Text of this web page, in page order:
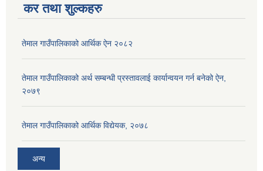
कर तथा शुल्कहरु
तेमाल गाउँपालिकाको आर्थिक ऐन २०८२
तेमाल गाउँपालिकाको अर्थ सम्बन्धी प्रस्तावलाई कार्यान्वयन गर्न बनेको ऐन,
२०७९
तेमाल गाउँपालिकाको आर्थिक विद्येयक, २०७८
अन्य